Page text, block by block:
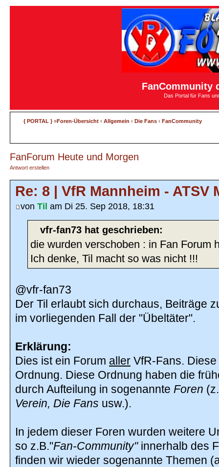
FanCommunity
Das Portal für Fans
{ PORTAL }»Foren-Übersicht ‹ Allgemein ‹ Die Fans ‹ FanCommunity
FanForum Heute und Morgen
Antwort erstellen
Re: 8 | VfR Mannheim - ATSV
von Til am Di 25. Sep 2018, 18:31
vfr-fan73 hat geschrieben:
die wurden verschoben : in Fan Forum
Ich denke, Til macht so was nicht !!!
@vfr-fan73
Der Til erlaubt sich durchaus, Beiträge
im vorliegenden Fall der "Übeltäter".
Erklärung:
Dies ist ein Forum aller VfR-Fans.
Ordnung. Diese Ordnung haben die
durch Aufteilung in sogenannte Foren
Verein, Die Fans usw.).
In jedem dieser Foren wurden weitere
so z.B."Fan-Community"innerhalb des
finden wir wieder sogenannte Themen